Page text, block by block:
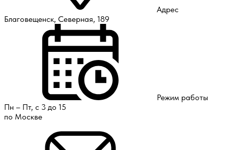
Адрес
Благовещенск, Северная, 189
Режим работы
Пн – Пт, с 3 до 15
по Москве